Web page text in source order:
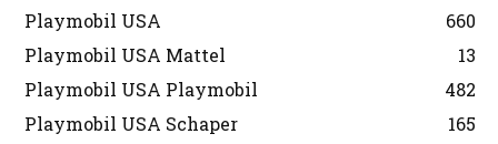
Playmobil USA
660
Playmobil USA Mattel
13
Playmobil USA Playmobil
482
Playmobil USA Schaper
165